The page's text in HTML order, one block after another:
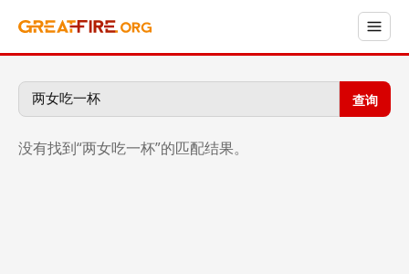
查询
没有找到“两女吃一杯”的匹配结果。